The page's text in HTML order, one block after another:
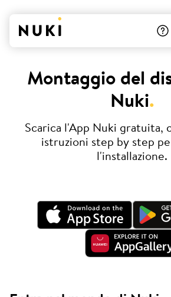
Montaggio del
Nuki.
Scarica l'App Nuki gratuita,
istruzioni step by step
l'installazione.